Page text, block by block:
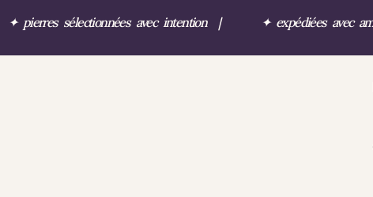
✦ pierres sélectionnées avec intention | ✦ expédiées avec